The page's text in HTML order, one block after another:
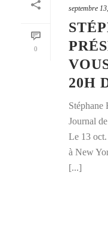
0
septembre
20H
Stéphane
Journal
Le 13
à New
[...]